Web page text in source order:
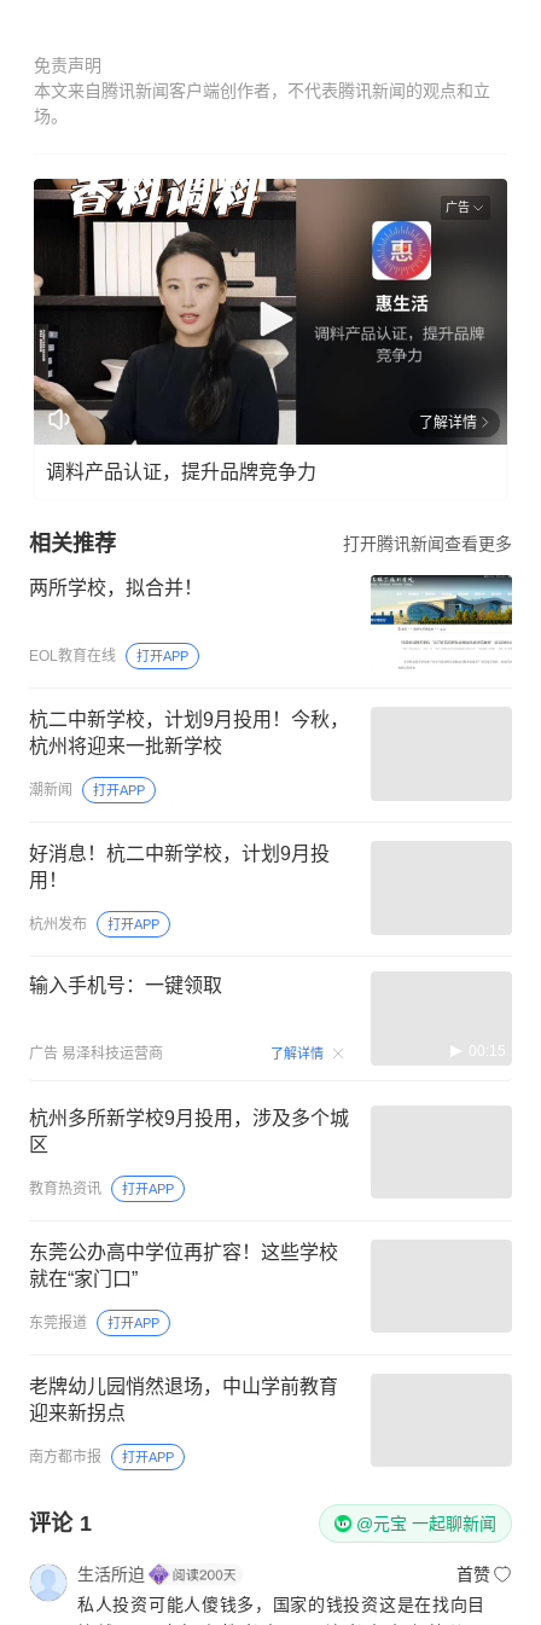
免责声明
本文来自腾讯新闻客户端创作者，不代表腾讯新闻的观点和立
场。
广告
了解详情
调料产品认证，提升品牌竞争力
相关推荐 打开腾讯新闻查看更多
两所学校，拟合并！
EOL教育在线 打开APP
杭二中新学校，计划9月投用！今秋，
杭州将迎来一批新学校
潮新闻 打开APP
好消息！杭二中新学校，计划9月投
用！
杭州发布 打开APP
输入手机号：一键领取
广告 易泽科技运营商 了解详情 00:15
杭州多所新学校9月投用，涉及多个城
区
教育热资讯 打开APP
东莞公办高中学位再扩容！这些学校
就在“家门口”
东莞报道 打开APP
老牌幼儿园悄然退场，中山学前教育
迎来新拐点
南方都市报 打开APP
评论 1 @元宝 一起聊新闻
生活所迫
首赞
私人投资可能人傻钱多，国家的钱投资这是在找向目